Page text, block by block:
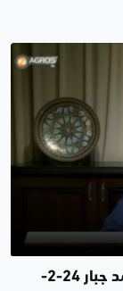
#حلقة جديدة من برنامج #بوضوح مع محمد جبار 24-2-